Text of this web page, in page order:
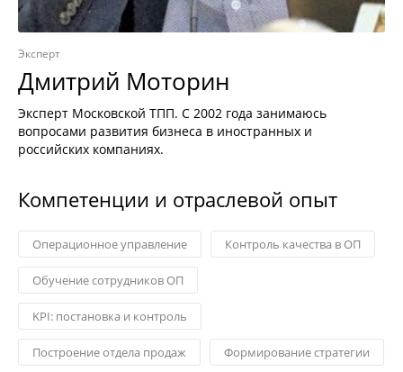
Эксперт
Дмитрий Моторин
Эксперт Московской ТПП. С 2002 года занимаюсь
вопросами развития бизнеса в иностранных и
российских компаниях.
Компетенции и отраслевой опыт
Операционное управление Контроль качества в ОП
Обучение сотрудников ОП
KPI: постановка и контроль
Построение отдела продаж Формирование стратегии